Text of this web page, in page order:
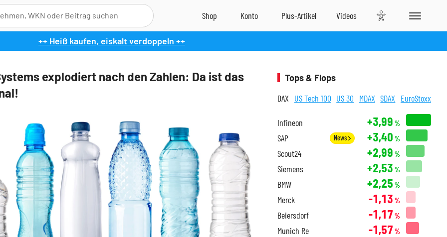
++ Heiß kaufen, eiskalt verdoppeln ++
explodiert nach den Zahlen: Da ist das
Tops & Flops
DAX US Tech 100 US 30 MDAX SDAX EuroStoxx
Infineon +3,99 %
SAP News +3,40 %
Scout24 +2,99 %
Siemens +2,53 %
BMW +2,25 %
Merck -1,13 %
Beiersdorf -1,17 %
Munich Re -1,57 %